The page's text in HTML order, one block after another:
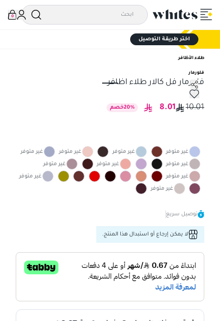
0
اختر طريقة التوصيل
طلاء الأظافر
فلورمار
فلورمار فل كالار طلاء اظافر
فلورمار فل كالار طلاء اظافر
10.01
8.01
20% خصم
غير متوفر غير متوفر غير متوفر غير متوفر
غير متوفر غير متوفر غير متوفر
غير متوفر غير متوفر
غير متوفر
توصيل سريع
لا يمكن إرجاع أو استبدال هذا المنتج.